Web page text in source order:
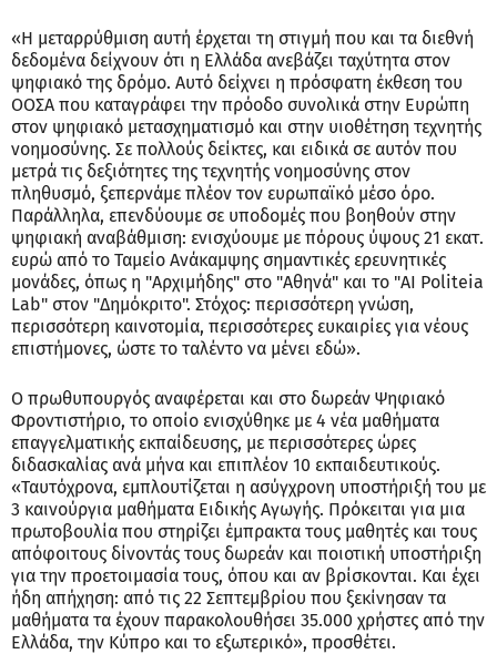
«Η μεταρρύθμιση αυτή έρχεται τη στιγμή που και τα διεθνή
δεδομένα δείχνουν ότι η Ελλάδα ανεβάζει ταχύτητα στον
ψηφιακό της δρόμο. Αυτό δείχνει η πρόσφατη έκθεση του
ΟΟΣΑ που καταγράφει την πρόοδο συνολικά στην Ευρώπη
στον ψηφιακό μετασχηματισμό και στην υιοθέτηση τεχνητής
νοημοσύνης. Σε πολλούς δείκτες, και ειδικά σε αυτόν που
μετρά τις δεξιότητες της τεχνητής νοημοσύνης στον
πληθυσμό, ξεπερνάμε πλέον τον ευρωπαϊκό μέσο όρο.
Παράλληλα, επενδύουμε σε υποδομές που βοηθούν στην
ψηφιακή αναβάθμιση: ενισχύουμε με πόρους ύψους 21 εκατ.
ευρώ από το Ταμείο Ανάκαμψης σημαντικές ερευνητικές
μονάδες, όπως η "Αρχιμήδης" στο "Αθηνά" και το "AI Politeia
Lab" στον "Δημόκριτο". Στόχος: περισσότερη γνώση,
περισσότερη καινοτομία, περισσότερες ευκαιρίες για νέους
επιστήμονες, ώστε το ταλέντο να μένει εδώ».
Ο πρωθυπουργός αναφέρεται και στο δωρεάν Ψηφιακό
Φροντιστήριο, το οποίο ενισχύθηκε με 4 νέα μαθήματα
επαγγελματικής εκπαίδευσης, με περισσότερες ώρες
διδασκαλίας ανά μήνα και επιπλέον 10 εκπαιδευτικούς.
«Ταυτόχρονα, εμπλουτίζεται η ασύγχρονη υποστήριξή του με
3 καινούργια μαθήματα Ειδικής Αγωγής. Πρόκειται για μια
πρωτοβουλία που στηρίζει έμπρακτα τους μαθητές και τους
απόφοιτους δίνοντάς τους δωρεάν και ποιοτική υποστήριξη
για την προετοιμασία τους, όπου και αν βρίσκονται. Και έχει
ήδη απήχηση: από τις 22 Σεπτεμβρίου που ξεκίνησαν τα
μαθήματα τα έχουν παρακολουθήσει 35.000 χρήστες από την
Ελλάδα, την Κύπρο και το εξωτερικό», προσθέτει.